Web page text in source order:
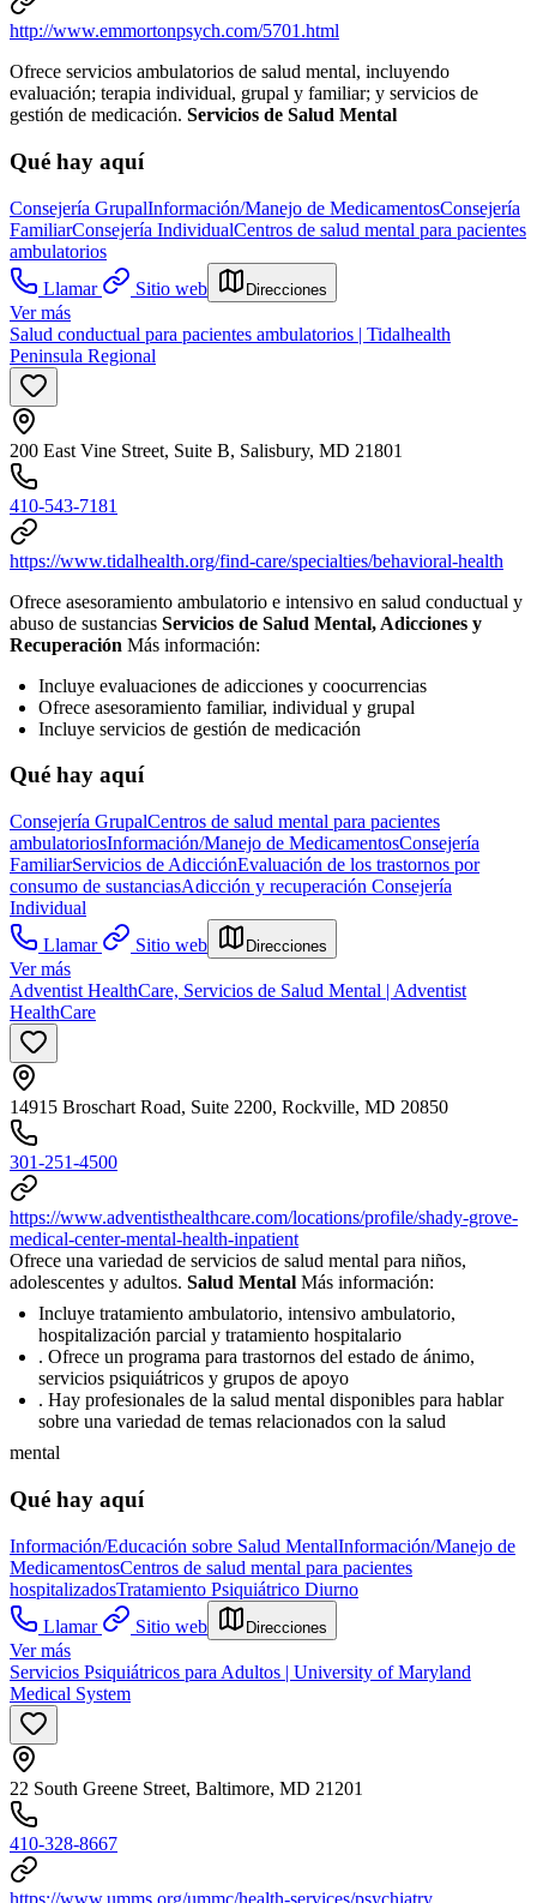
http://www.emmortonpsych.com/5701.html
Ofrece servicios ambulatorios de salud mental, incluyendo
evaluación; terapia individual, grupal y familiar; y servicios de
gestión de medicación. Servicios de Salud Mental
Qué hay aquí
Consejería GrupalInformación/Manejo de MedicamentosConsejería
FamiliarConsejería IndividualCentros de salud mental para pacientes
ambulatorios
Llamar
Sitio web Direcciones
Ver más
Salud conductual para pacientes ambulatorios | Tidalhealth
Peninsula Regional
200 East Vine Street, Suite B, Salisbury, MD 21801
410-543-7181
https://www.tidalhealth.org/find-care/specialties/behavioral-health
Ofrece asesoramiento ambulatorio e intensivo en salud conductual y
abuso de sustancias Servicios de Salud Mental, Adicciones y
Recuperación Más información:
Incluye evaluaciones de adicciones y coocurrencias
Ofrece asesoramiento familiar, individual y grupal
Incluye servicios de gestión de medicación
Qué hay aquí
Consejería GrupalCentros de salud mental para pacientes
ambulatoriosInformación/Manejo de MedicamentosConsejería
FamiliarServicios de AdicciónEvaluación de los trastornos por
consumo de sustanciasAdicción y recuperación Consejería
Individual
Llamar
Sitio web Direcciones
Ver más
Adventist HealthCare, Servicios de Salud Mental | Adventist
HealthCare
14915 Broschart Road, Suite 2200, Rockville, MD 20850
301-251-4500
https://www.adventisthealthcare.com/locations/profile/shady-grove-
medical-center-mental-health-inpatient
Ofrece una variedad de servicios de salud mental para niños,
adolescentes y adultos. Salud Mental Más información:
Incluye tratamiento ambulatorio, intensivo ambulatorio,
hospitalización parcial y tratamiento hospitalario
. Ofrece un programa para trastornos del estado de ánimo,
servicios psiquiátricos y grupos de apoyo
. Hay profesionales de la salud mental disponibles para hablar
sobre una variedad de temas relacionados con la salud
mental
Qué hay aquí
Información/Educación sobre Salud MentalInformación/Manejo de
MedicamentosCentros de salud mental para pacientes
hospitalizadosTratamiento Psiquiátrico Diurno
Llamar
Sitio web Direcciones
Ver más
Servicios Psiquiátricos para Adultos | University of Maryland
Medical System
22 South Greene Street, Baltimore, MD 21201
410-328-8667
https://www.umms.org/ummc/health-services/psychiatry